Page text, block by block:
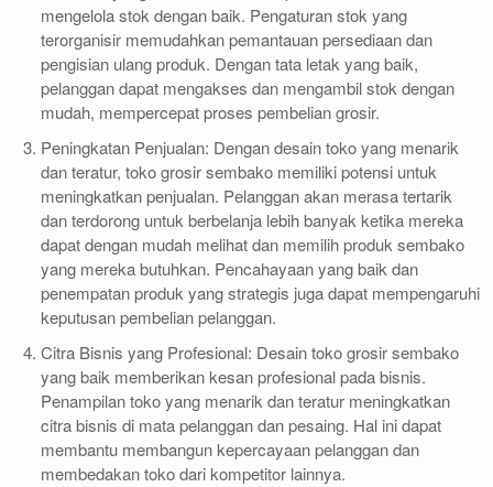
mengelola stok dengan baik. Pengaturan stok yang
terorganisir memudahkan pemantauan persediaan dan
pengisian ulang produk. Dengan tata letak yang baik,
pelanggan dapat mengakses dan mengambil stok dengan
mudah, mempercepat proses pembelian grosir.
Peningkatan Penjualan: Dengan desain toko yang menarik
dan teratur, toko grosir sembako memiliki potensi untuk
meningkatkan penjualan. Pelanggan akan merasa tertarik
dan terdorong untuk berbelanja lebih banyak ketika mereka
dapat dengan mudah melihat dan memilih produk sembako
yang mereka butuhkan. Pencahayaan yang baik dan
penempatan produk yang strategis juga dapat mempengaruhi
keputusan pembelian pelanggan.
Citra Bisnis yang Profesional: Desain toko grosir sembako
yang baik memberikan kesan profesional pada bisnis.
Penampilan toko yang menarik dan teratur meningkatkan
citra bisnis di mata pelanggan dan pesaing. Hal ini dapat
membantu membangun kepercayaan pelanggan dan
membedakan toko dari kompetitor lainnya.